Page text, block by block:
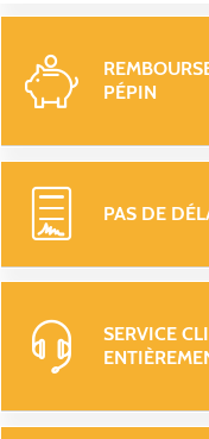
PAS DE
SERVICE